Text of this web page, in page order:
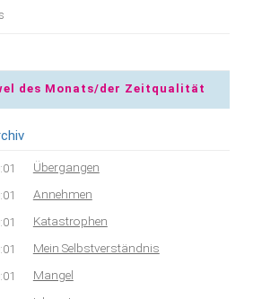
des Monats/der Zeitqualität
Übergangen
Annehmen
Katastrophen
Mein Selbstverständnis
Mangel